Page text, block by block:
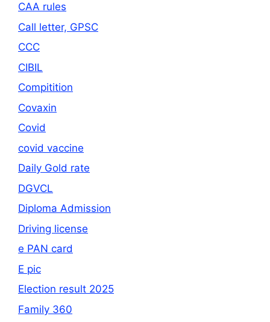
CAA rules
Call letter, GPSC
CCC
CIBIL
Compitition
Covaxin
Covid
covid vaccine
Daily Gold rate
DGVCL
Diploma Admission
Driving license
e PAN card
E pic
Election result 2025
Family 360